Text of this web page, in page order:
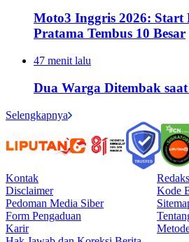
Moto3 Inggris 2026: Start
Pratama Tembus 10 Besar
47 menit lalu
Dua Warga Ditembak
Selengkapnya
Kontak
Disclaimer
Kode
Pedoman Media Siber
Form Pengaduan
Karir